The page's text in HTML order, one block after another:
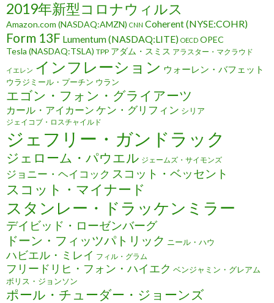
2019年新型コロナウィルス
Amazon.com (NASDAQ:AMZN) CNN Coherent (NYSE:COHR)
Form 13F Lumentum (NASDAQ:LITE) OECD OPEC
Tesla (NASDAQ:TSLA) TPP アダム・スミス アラスター・マクラウド
イエレン インフレーション ウォーレン・バフェット
ウラジミール・プーチン ウラン
エゴン・フォン・グライアーツ
カール・アイカーン ケン・グリフィン シリア
ジェイコブ・ロスチャイルド
ジェフリー・ガンドラック
ジェローム・パウエル ジェームズ・サイモンズ
ジョニー・ヘイコック スコット・ベッセント
スコット・マイナード
スタンレー・ドラッケンミラー
デイビッド・ローゼンバーグ
ドーン・フィッツパトリック ニール・ハウ
ハビエル・ミレイ フィル・グラム
フリードリヒ・フォン・ハイエク ベンジャミン・グレアム
ボリス・ジョンソン
ポール・チューダー・ジョーンズ